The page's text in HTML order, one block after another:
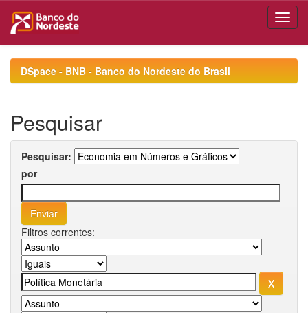
navigationDSpace - BNB - Banco do Nordeste do Brasil
Pesquisar
Pesquisar:
por
Filtros correntes: